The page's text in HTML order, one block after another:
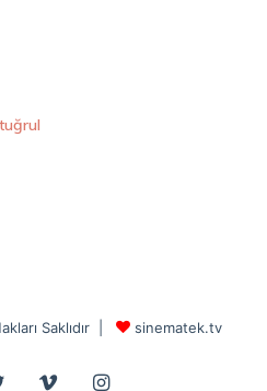
Saklıdır | sinematek.tv
Twitter VimeoInstagram